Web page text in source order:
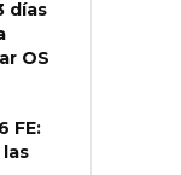
días
OS
FE: